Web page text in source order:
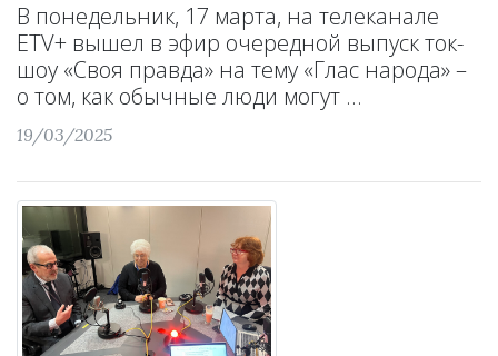
В понедельник, 17 марта, на телеканале
ETV+ вышел в эфир очередной выпуск ток-
шоу «Своя правда» на тему «Глас народа» –
о том, как обычные люди могут ...
19/03/2025